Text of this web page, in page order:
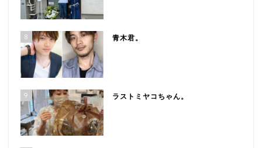
8 青木君。
9 ラストミヤコちゃん。